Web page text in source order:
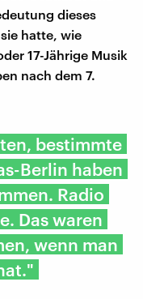
dieses
hatte, wie
17-Jährige Musik
nach dem 7.
bestimmte
Berlin haben
Radio
Das waren
wenn man